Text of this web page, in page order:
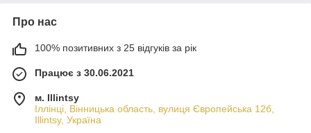
Про нас
100% позитивних з 25 відгуків за рік
Працює з 30.06.2021
м. Illintsy
Іллінці, Вінницька область, вулиця Європейська 12б,
Illintsy, Україна